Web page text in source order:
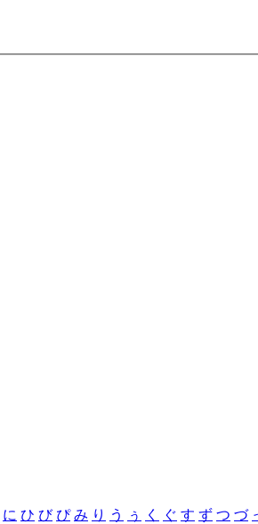
に ひ び ぴ み り う ぅ く ぐ す ず つ づ